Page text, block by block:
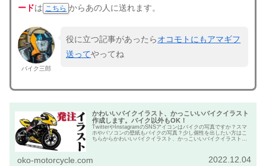
ードは こちら からあの人に送れます。
バイク三郎
役に立つ記事があったらオコモトにもアマギフ
送ってやってね
かわいいバイクイラスト、かっこいいバイクイラスト
作成します。バイク以外もOK！
TwitterやInstagramのSNSアイコンはバイクの写真ですか？スマ
ホやパソコンの壁紙もバイクの写真？少し個性を出したい方はこ
ちらからかわいいバイクイラスト、かっこいいバイクイラストを
oko-motorcycle.com 2022.12.04